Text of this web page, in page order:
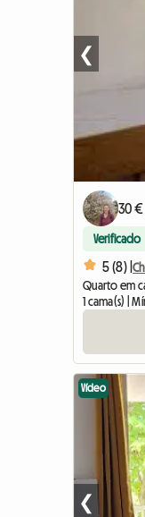
❮
30
Verificado
5 (8) |
Quarto em
1 cama(s) |
Vídeo
❮